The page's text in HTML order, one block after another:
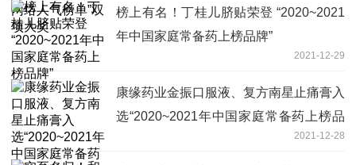
榜上有名！丁桂儿脐贴荣登 “2020~2021
年中国家庭常备药上榜品牌”
2021-12-29
康缘药业金振口服液、复方南星止痛膏入
选“2020~2021年中国家庭常备药上榜品
2021-12-28